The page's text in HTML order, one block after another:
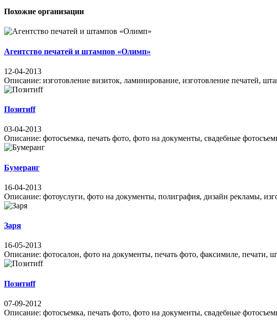
Похожие организации
Агентство печатей и штампов «Олимп»
12-04-2013
Описание: изготовление визиток, ламинирование, изготовление печатей,
Позитиff
03-04-2013
Описание: фотосъемка, печать фото, фото на документы, свадебные
Бумеранг
16-04-2013
Описание: фотоуслуги, фото на документы, полиграфия, дизайн рекламы,
Заря
16-05-2013
Описание: фотосалон, фото на документы, печать фото, факсимиле, печати,
Позитиff
07-09-2012
Описание: фотосъемка, печать фото, фото на документы, свадебные